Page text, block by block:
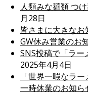
人類みな麺類 つ
月28日
皆さまに大きなお
GW休み営業のお
SNS投稿で「ラ
2025年4月4日
「世界一暇なラ
一時休業のお知ら